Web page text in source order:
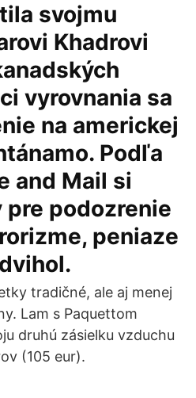
svojmu
Khadrovi
vyrovnania sa
na americkej
Podľa
and Mail si
pre podozrenie
peniaze
tradičné, ale aj menej
Lam s Paquettom
druhú zásielku vzduchu
(105 eur).